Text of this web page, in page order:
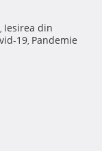
, Iesirea din
19, Pandemie